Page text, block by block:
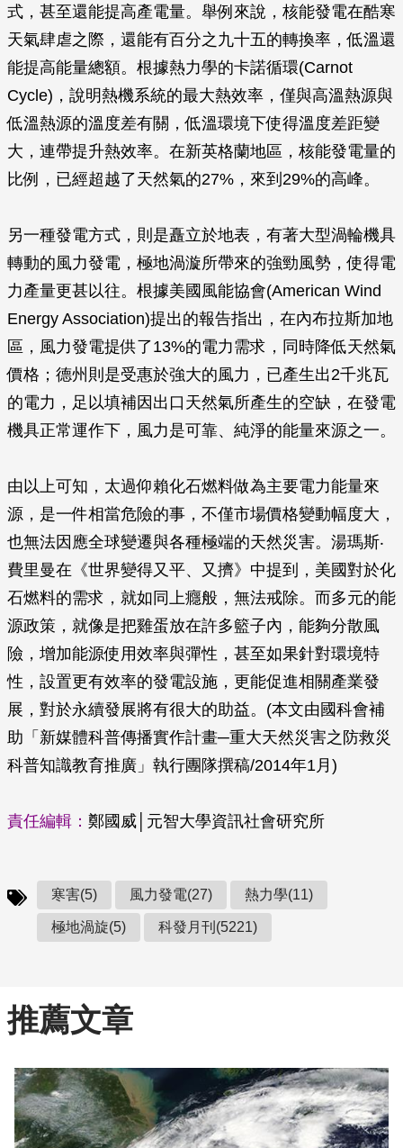
式，甚至還能提高產電量。舉例來說，核能發電在酷寒
天氣肆虐之際，還能有百分之九十五的轉換率，低溫還
能提高能量總額。根據熱力學的卡諾循環(Carnot
Cycle)，說明熱機系統的最大熱效率，僅與高溫熱源與
低溫熱源的溫度差有關，低溫環境下使得溫度差距變
大，連帶提升熱效率。在新英格蘭地區，核能發電量的
比例，已經超越了天然氣的27%，來到29%的高峰。
另一種發電方式，則是矗立於地表，有著大型渦輪機具
轉動的風力發電，極地渦漩所帶來的強勁風勢，使得電
力產量更甚以往。根據美國風能協會(American Wind
Energy Association)提出的報告指出，在內布拉斯加地
區，風力發電提供了13%的電力需求，同時降低天然氣
價格；德州則是受惠於強大的風力，已產生出2千兆瓦
的電力，足以填補因出口天然氣所產生的空缺，在發電
機具正常運作下，風力是可靠、純淨的能量來源之一。
由以上可知，太過仰賴化石燃料做為主要電力能量來
源，是一件相當危險的事，不僅市場價格變動幅度大，
也無法因應全球變遷與各種極端的天然災害。湯瑪斯‧
費里曼在《世界變得又平、又擠》中提到，美國對於化
石燃料的需求，就如同上癮般，無法戒除。而多元的能
源政策，就像是把雞蛋放在許多籃子內，能夠分散風
險，增加能源使用效率與彈性，甚至如果針對環境特
性，設置更有效率的發電設施，更能促進相關產業發
展，對於永續發展將有很大的助益。(本文由國科會補
助「新媒體科普傳播實作計畫─重大天然災害之防救災
科普知識教育推廣」執行團隊撰稿/2014年1月)
責任編輯： 鄭國威│元智大學資訊社會研究所
寒害(5) 風力發電(27) 熱力學(11)
極地渦旋(5) 科發月刊(5221)
推薦文章